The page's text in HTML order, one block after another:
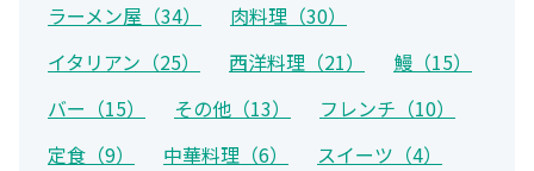
ラーメン屋（34）
肉料理（30）
イタリアン（25）
西洋料理（21）
鰻（15）
バー（15）
その他（13）
フレンチ（10）
定食（9）
中華料理（6）
スイーツ（4）